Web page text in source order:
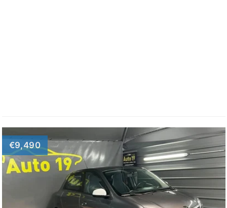
€9,490